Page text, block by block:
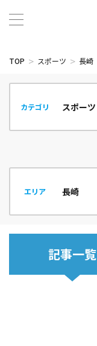
TOP スポーツ 長崎
カテゴリ
エリア
記事一覧